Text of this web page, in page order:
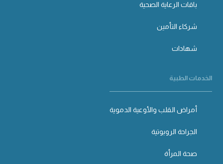
باقات الرعاية الصحية
شركاء التأمين
شهادات
الخدمات الطبية
أمراض القلب والأوعية الدموية
الجراحة الروبوتية
صحة المرأة